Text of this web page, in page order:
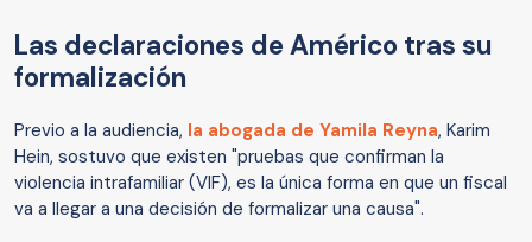
Las declaraciones de Américo tras su
formalización
Previo a la audiencia, la abogada de Yamila Reyna, Karim
Hein, sostuvo que existen "pruebas que confirman la
violencia intrafamiliar (VIF), es la única forma en que un fiscal
va a llegar a una decisión de formalizar una causa".